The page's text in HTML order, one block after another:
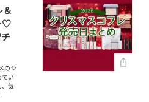
＆
♡
のシ
い
、気